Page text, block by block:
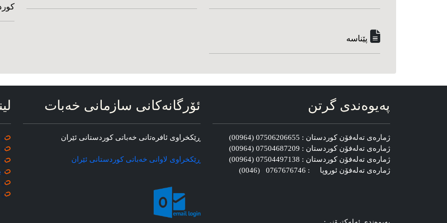
پێناسه‌
په‌یوه‌ندی گرتن
ژماره‌ی ته‌له‌فۆن کوردستان : 07506206655 (00964)
ژماره‌ی ته‌له‌فۆن کوردستان : 07504687209 (00964)
ژماره‌ی ته‌له‌فۆن کوردستان : 07504497138 (00964)
ژماره‌ی ته‌له‌فۆن ئوروپا : 0767676746 (0046)
ئۆرگانه‌کانی سازمانی خه‌بات
ڕێکخراوی ئافره‌تانی خه‌باتی کوردستانی ئێران
ڕێکخراوی لاوانی خه‌باتی کوردستانی ئێران